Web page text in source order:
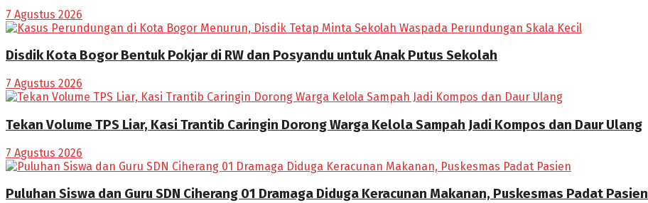
7 Agustus 2026
Disdik Kota Bogor Bentuk Pokjar di RW dan Posyandu untuk Anak Putus Sekolah
7 Agustus 2026
Tekan Volume TPS Liar, Kasi Trantib Caringin Dorong Warga Kelola Sampah Jadi Kompos dan Daur Ulang
7 Agustus 2026
Puluhan Siswa dan Guru SDN Ciherang 01 Dramaga Diduga Keracunan Makanan, Puskesmas Padat Pasien